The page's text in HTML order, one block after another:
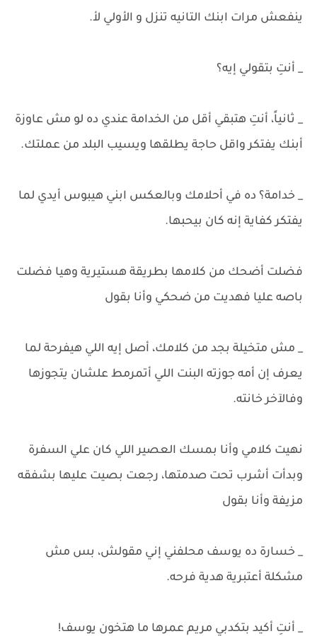
ينفعش مرات ابنك التانيه تنزل و الأولي لأ.
_ أنتِ بتقولي إيه؟
_ ثانياً، أنتِ هتبقي أقل من الخدامة عندي ده لو مش عاوزة
أبنك يفتكر واقل حاجة يطلقها ويسيب البلد من عملتك.
_ خدامة؟ ده في أحلامك وبالعكس ابني هيبوس أيدي لما
يفتكر كفاية إنه كان بيحبها.
فضلت أضحك من كلامها بطريقة هستيرية وهيا فضلت
باصه عليا فهديت من ضحكي وأنا بقول
_ مش متخيلة بجد من كلامك، أصل إيه اللي هيفرحة لما
يعرف إن أمه جوزته البنت اللي أتمرمط علشان يتجوزها
وفالآخر خانته.
نهيت كلامي وأنا بمسك العصير اللي كان علي السفرة
وبدأت أشرب تحت صدمتها، رجعت بصيت عليها بشفقه
مزيفة وأنا بقول
_ خسارة ده يوسف محلفني إني مقولش، بس مش
مشكلة أعتبرية هدية فرحه.
_ أنتِ أكيد بتكدبي مريم عمرها ما هتخون يوسف!